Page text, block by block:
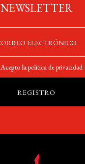
NEWSLETTER
Acepto lapolítica de privacidad